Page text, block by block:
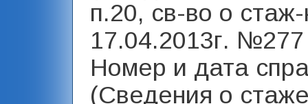
п.20, св-во о стаж-
17.04.2013г.
Номер и дата
(Сведения о